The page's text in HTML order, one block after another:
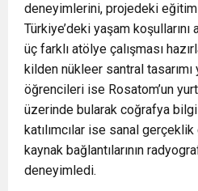
deneyimlerini, projedeki eğitim
Türkiye’deki yaşam
üç farklı atölye çalışması
kilden nükleer santral tasarımı
öğrencileri ise Rosatom’un
üzerinde bularak coğrafya
katılımcılar ise sanal gerçeklik
kaynak bağlantılarının
deneyimledi.